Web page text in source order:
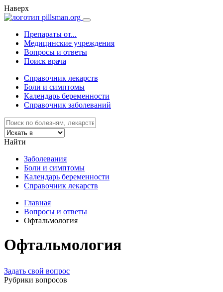
Наверх
Препараты от...
Медицинские учреждения
Вопросы и ответы
Поиск врача
Справочник лекарств
Боли и симптомы
Календарь беременности
Справочник заболеваний
Найти
Заболевания
Боли и симптомы
Календарь беременности
Справочник лекарств
Главная
Вопросы и ответы
Офтальмология
Офтальмология
Задать свой вопрос
Рубрики вопросов